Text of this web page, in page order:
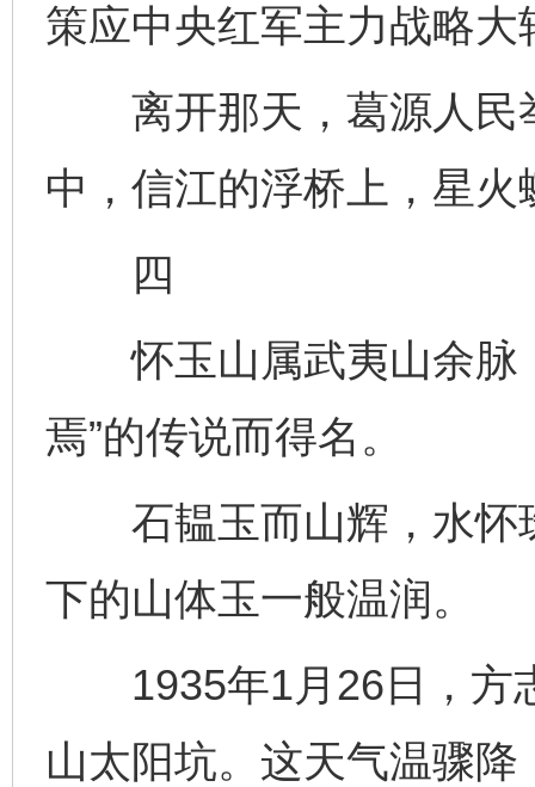
策应中央红军主力战略大
离开那天，葛源人民
中，信江的浮桥上，星火
四
怀玉山属武夷山余脉
焉”的传说而得名。
石韫玉而山辉，水怀
下的山体玉一般温润。
1935年1月26日，方
山太阳坑。这天气温骤